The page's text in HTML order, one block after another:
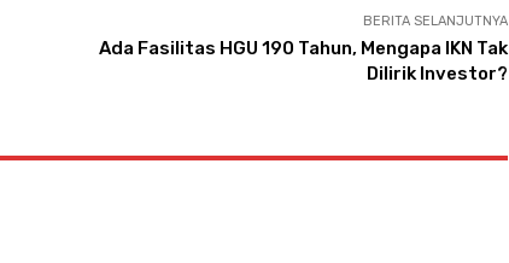
BERITA SELANJUTNYA
Ada Fasilitas HGU 190 Tahun, Mengapa IKN Tak
Dilirik Investor?